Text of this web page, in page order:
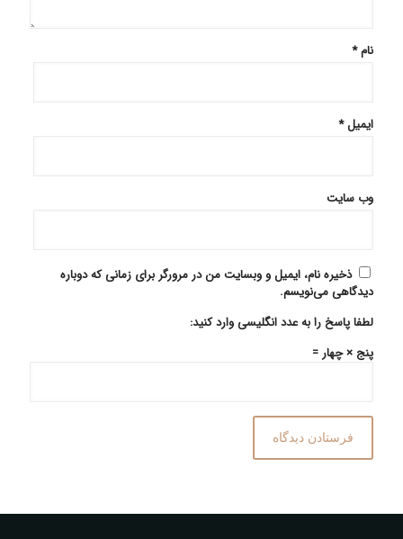
نام*
ایمیل*
وب‌ سایت
ذخیره نام، ایمیل و وبسایت من در مرورگر برای زمانی که دوباره
دیدگاهی می‌نویسم.
لطفا پاسخ را به عدد انگلیسی وارد کنید:
پنج × چهار =